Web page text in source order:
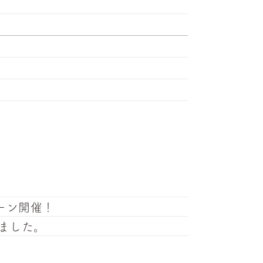
開催！
た。